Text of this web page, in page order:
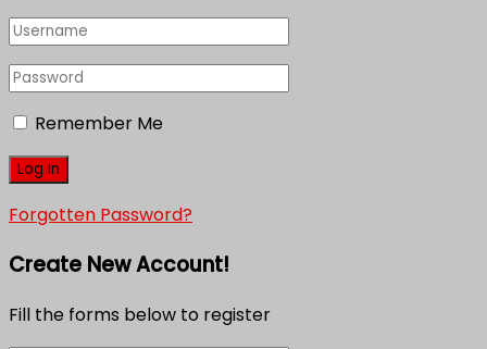
Remember Me
Forgotten Password?
Create New Account!
Fill the forms below to register